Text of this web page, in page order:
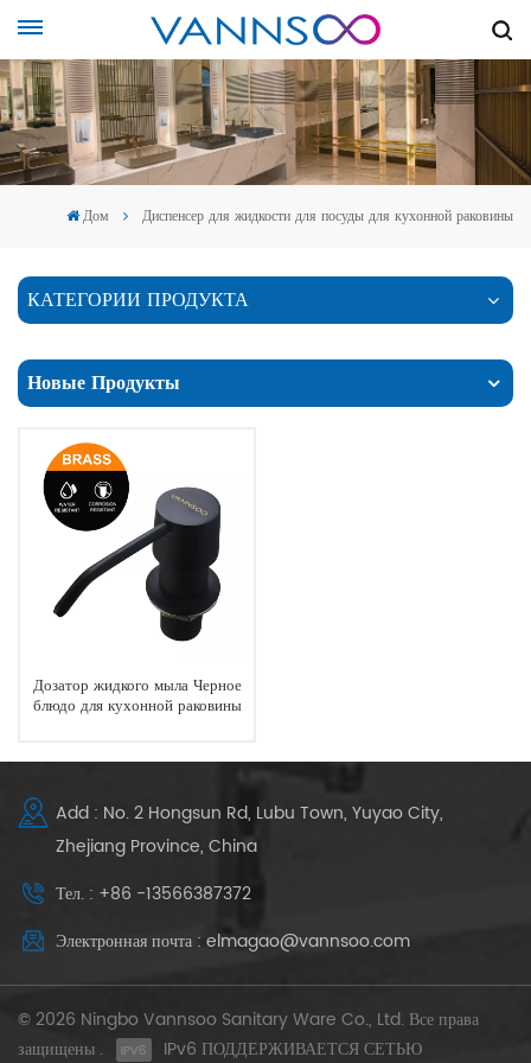
Дом Диспенсер для жидкости для посуды для кухонной раковины
КАТЕГОРИИ ПРОДУКТА
Новые Продукты
Дозатор жидкого мыла Черное
блюдо для кухонной раковины
Add : No. 2 Hongsun Rd, Lubu Town, Yuyao City,
Zhejiang Province, China
Тел. : +86 -13566387372
Электронная почта : elmagao@vannsoo.com
© 2026 Ningbo Vannsoo Sanitary Ware Co., Ltd. Все права
защищены .
IPv6 ПОДДЕРЖИВАЕТСЯ СЕТЬЮ